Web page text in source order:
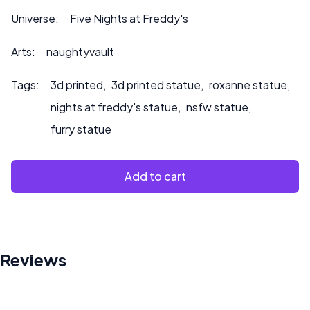
zamówień lub jeśli chcesz, abyśmy pomalowali produkt.
Universe: Five Nights at Freddy's
Arts: naughtyvault
Tags: 3d printed, 3d printed statue, roxanne statue,
nights at freddy's statue, nsfw statue,
furry statue
Add to cart
Reviews